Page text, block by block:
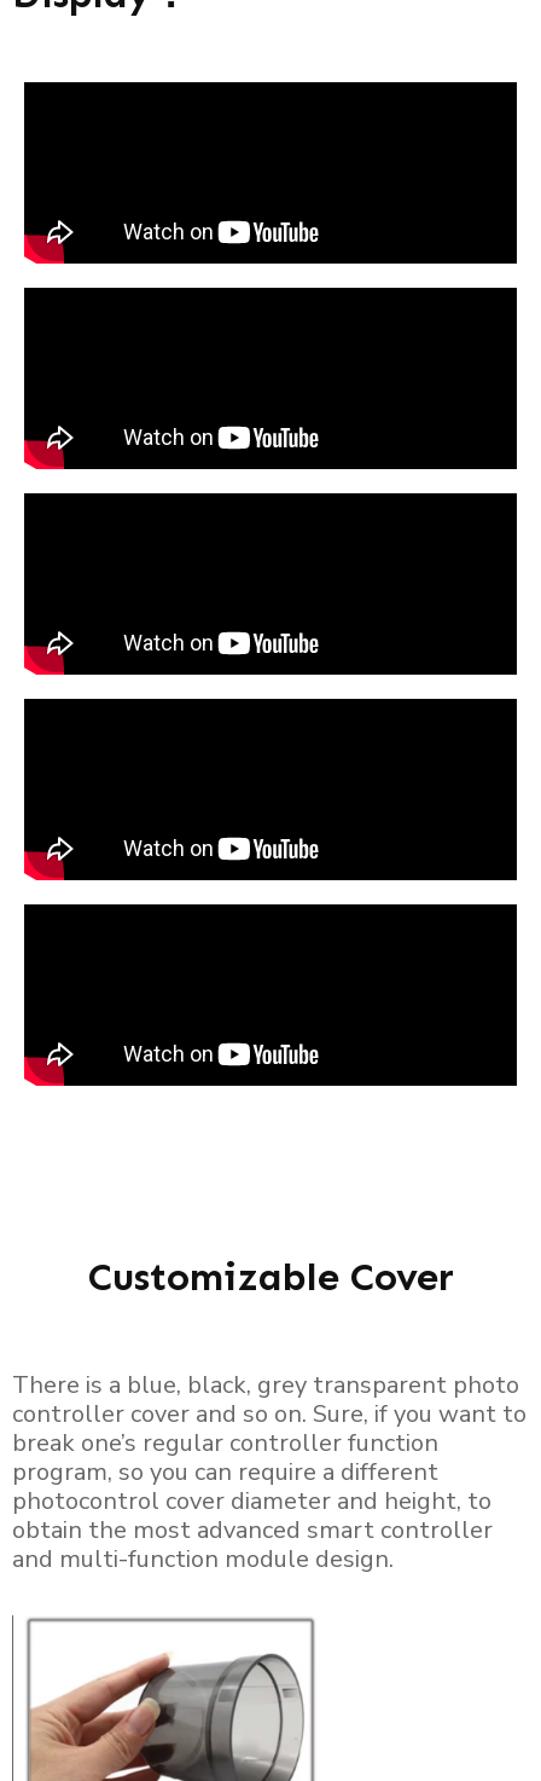
Customizable Cover
There is a blue, black, grey transparent photo
controller cover and so on. Sure, if you want to
break one’s regular controller function
program, so you can require a different
photocontrol cover diameter and height, to
obtain the most advanced smart controller
and multi-function module design.